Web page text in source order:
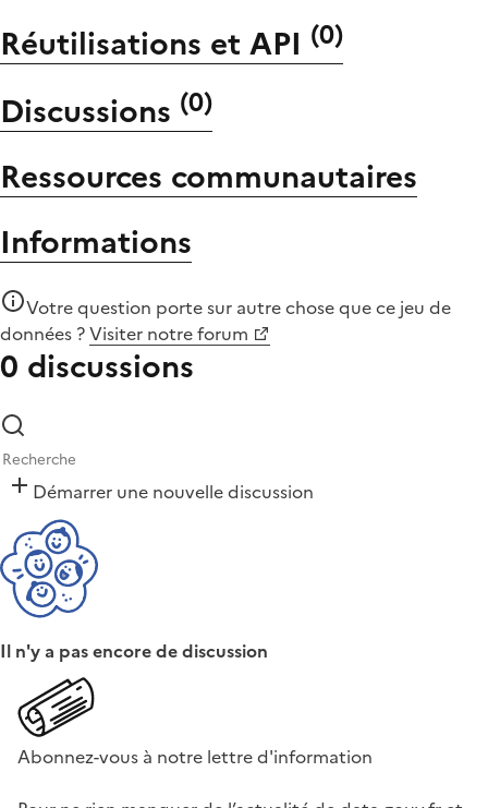
Réutilisations et API (0)
Discussions (0)
Ressources communautaires
Informations
Votre question porte sur autre chose quece jeu de
données ?Visiter notre forum
0 discussions
Démarrer une nouvelle discussion
Il n'y a pas encore de discussion
Abonnez-vous à notre lettre d'information